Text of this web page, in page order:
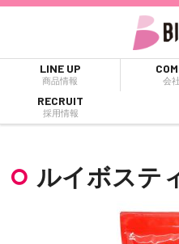
LINE UP
商品情報 会
RECRUIT
採用情報
ルイボステ